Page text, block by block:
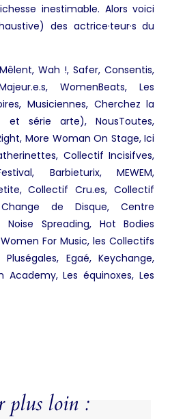
inestimable. Alors voici
des actrice·teur·s du
Wah !, Safer, Consentis,
WomenBeats, Les
Musiciennes, Cherchez la
et série arte), NousToutes,
More Woman On Stage, Ici
Collectif Incisifves,
Barbieturix, MEWEM,
Collectif Cru.es, Collectif
de Disque, Centre
Noise Spreading, Hot Bodies
For Music, les Collectifs
Pluségales, Egaé, Keychange,
Academy, Les équinoxes, Les
plus loin :